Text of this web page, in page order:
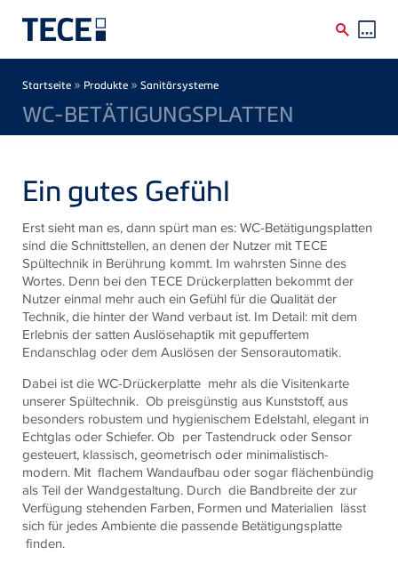
Breadcrumb
Startseite » Produkte » Sanitärsysteme
WC-BETÄTIGUNGSPLATTEN
Ein gutes Gefühl
Erst sieht man es, dann spürt man es: WC-Betätigungsplatten
sind die Schnittstellen, an denen der Nutzer mit TECE
Spültechnik in Berührung kommt. Im wahrsten Sinne des
Wortes. Denn bei den TECE Drückerplatten bekommt der
Nutzer einmal mehr auch ein Gefühl für die Qualität der
Technik, die hinter der Wand verbaut ist. Im Detail: mit dem
Erlebnis der satten Auslösehaptik mit gepuffertem
Endanschlag oder dem Auslösen der Sensorautomatik.
Dabei ist die WC-Drückerplatte mehr als die Visitenkarte
unserer Spültechnik. Ob preisgünstig aus Kunststoff, aus
besonders robustem und hygienischem Edelstahl, elegant in
Echtglas oder Schiefer. Ob per Tastendruck oder Sensor
gesteuert, klassisch, geometrisch oder minimalistisch-
modern. Mit flachem Wandaufbau oder sogar flächenbündig
als Teil der Wandgestaltung. Durch die Bandbreite der zur
Verfügung stehenden Farben, Formen und Materialien lässt
sich für jedes Ambiente die passende Betätigungsplatte
finden.